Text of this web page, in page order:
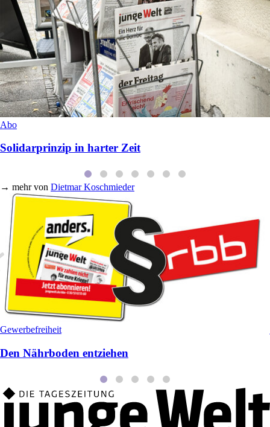
Abo
Solidarprinzip in harter Zeit
→ mehr von Dietmar Koschmieder
Gewerbefreiheit
Den Nährboden entziehen